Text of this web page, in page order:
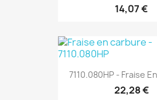
14,07 €
7110.080HP - Fraise
22,28 €